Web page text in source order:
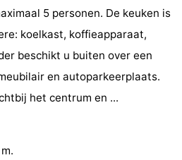
5 personen. De keuken is
koelkast, koffieapparaat,
beschikt u buiten over een
en autoparkeerplaats.
het centrum en ...